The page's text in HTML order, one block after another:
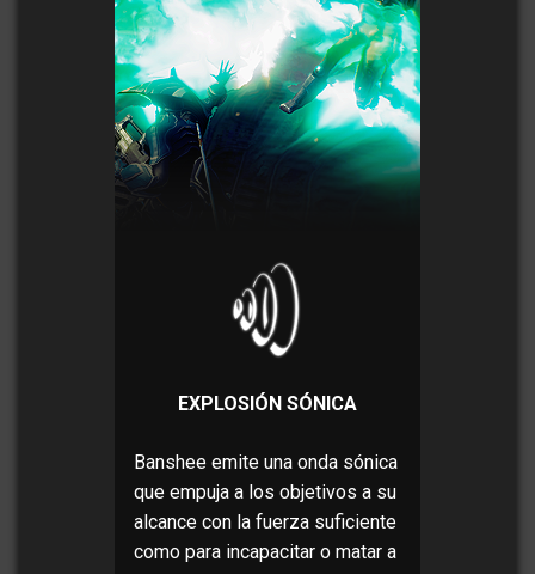
EXPLOSIÓN SÓNICA
Banshee emite una onda sónica
que empuja a los objetivos a su
alcance con la fuerza suficiente
como para incapacitar o matar a